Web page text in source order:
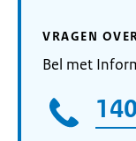
VRAGEN
Bel met